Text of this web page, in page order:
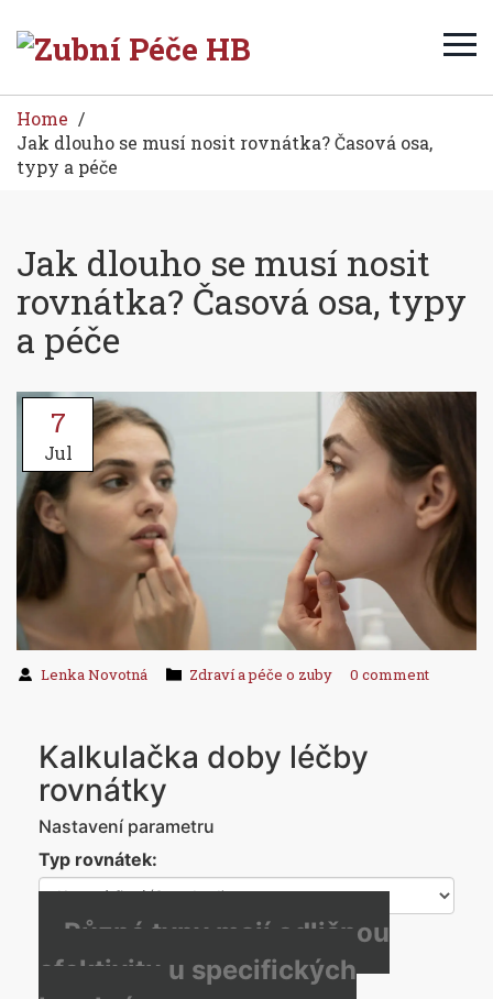
Home
Jak dlouho se musí nosit rovnátka? Časová osa,
typy a péče
Jak dlouho se musí nosit
rovnátka? Časová osa, typy
a péče
7
Jul
Lenka Novotná Zdraví a péče o zuby 0 comment
Kalkulačka doby léčby
rovnátky
Nastavení parametru
Typ rovnátek:
Různé typy mají odlišnou
efektivitu u specifických